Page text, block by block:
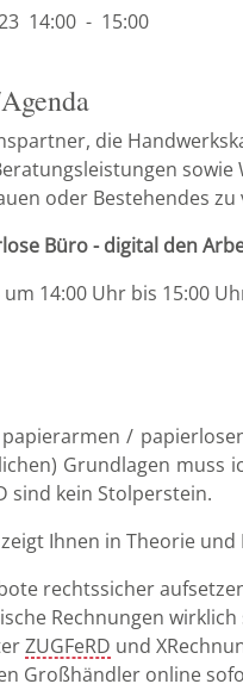
14:00 - 15:00
die
sowie
oder Bestehendes zu
Büro - digital den
14:00 Uhr bis 15:00
/
Grundlagen muss
sind kein Stolperstein.
Ihnen in Theorie und
rechtssicher
Rechnungen wirklich
ZUGFeRD und
Großhändler online